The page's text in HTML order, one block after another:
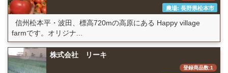
農場: 長野県松本市
信州松本平・波田、標高720mの高原にある Happy village
farmです。オリジナ...
株式会社 リーキ
登録商品数:1